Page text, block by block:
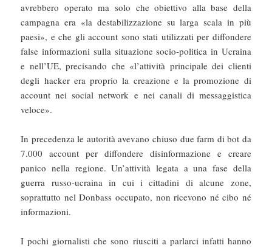
avrebbero operato ma solo che obiettivo alla base della
campagna era «la destabilizzazione su larga scala in più
paesi», e che gli account sono stati utilizzati per diffondere
false informazioni sulla situazione socio-politica in Ucraina
e nell’UE, precisando che «l’attività principale dei clienti
degli hacker era proprio la creazione e la promozione di
account nei social network e nei canali di messaggistica
veloce».
In precedenza le autorità avevano chiuso due farm di bot da
7.000 account per diffondere disinformazione e creare
panico nella regione. Un’attività legata a una fase della
guerra russo-ucraina in cui i cittadini di alcune zone,
soprattutto nel Donbass occupato, non ricevono né cibo né
informazioni.
I pochi giornalisti che sono riusciti a parlarci infatti hanno